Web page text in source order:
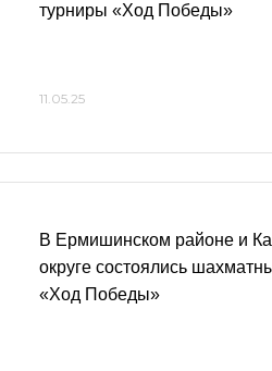
турниры «Ход Победы»
11.05.25
В Ермишинском районе и
округе состоялись
«Ход Победы»